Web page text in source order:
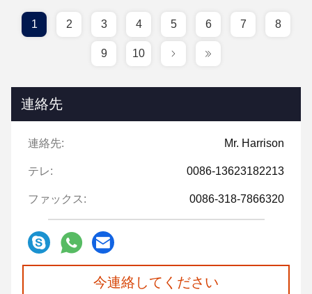
1 2 3 4 5 6 7 8
9 10
連絡先
連絡先: Mr. Harrison
テレ: 0086-13623182213
ファックス: 0086-318-7866320
今連絡してください